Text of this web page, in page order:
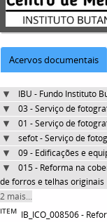
Acervos documentais
IBU - Fundo Instituto
03 - Serviço de
01 - Serviço de
sefot - Serviço de
09 - Edificações e
015 - Reforma na
de forros e telhas originais
2 mais...
ITEM IB_ICO_008506 -